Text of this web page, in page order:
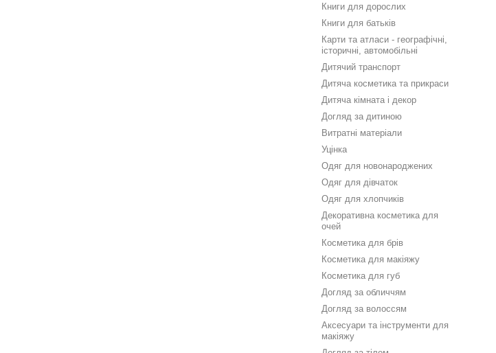
Книги для дорослих
Книги для батьків
Карти та атласи - географічні,
історичні, автомобільні
Дитячий транспорт
Дитяча косметика та прикраси
Дитяча кімната і декор
Догляд за дитиною
Витратні матеріали
Уцінка
Одяг для новонароджених
Одяг для дівчаток
Одяг для хлопчиків
Декоративна косметика для
очей
Косметика для брів
Косметика для макіяжу
Косметика для губ
Догляд за обличчям
Догляд за волоссям
Аксесуари та інструменти для
макіяжу